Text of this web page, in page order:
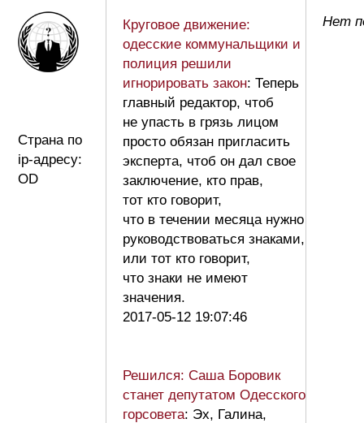
Страна по
ip-адресу:
OD
Круговое движение:
одесские коммунальщики и
полиция решили
игнорировать закон: Теперь
главный редактор, чтоб
не упасть в грязь лицом
просто обязан пригласить
эксперта, чтоб он дал свое
заключение, кто прав,
тот кто говорит,
что в течении месяца нужно
руководствоваться знаками,
или тот кто говорит,
что знаки не имеют
значения.
2017-05-12 19:07:46
Решился: Саша Боровик
станет депутатом Одесского
горсовета: Эх, Галина,
Нет